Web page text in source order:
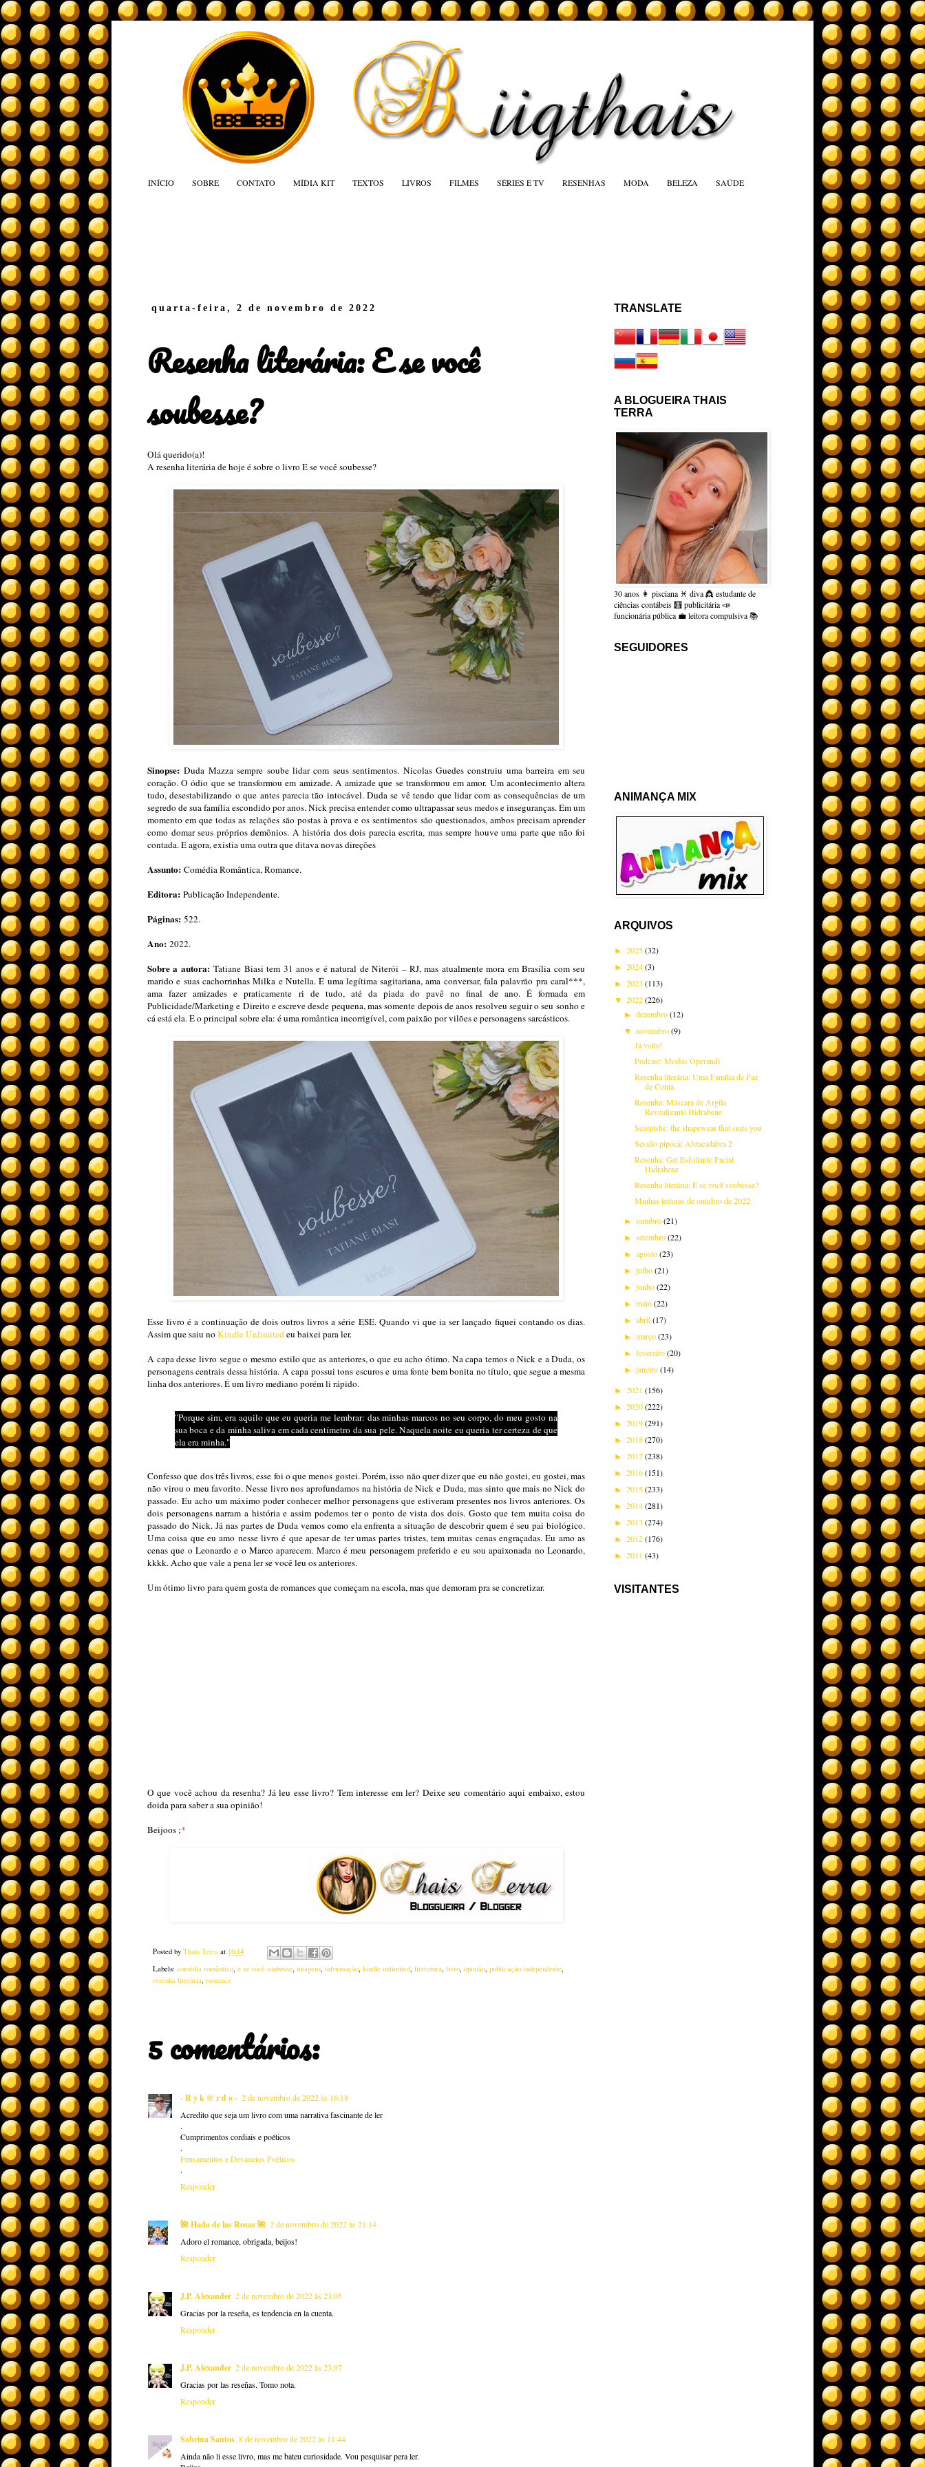
INÍCIO SOBRE CONTATO MÍDIA KIT TEXTOS LIVROS FILMES SÉRIES E TV RESENHAS MODA BELEZA SAÚDE
quarta-feira, 2 de novembro de 2022
Resenha literária: E se você
soubesse?
Olá querido(a)!
A resenha literária de hoje é sobre o livro E se você soubesse?
Sinopse: Duda Mazza sempre soube lidar com seus sentimentos. Nicolas Guedes construiu uma barreira em seu
coração. O ódio que se transformou em amizade. A amizade que se transformou em amor. Um acontecimento altera
tudo, desestabilizando o que antes parecia tão intocável. Duda se vê tendo que lidar com as consequências de um
segredo de sua família escondido por anos. Nick precisa entender como ultrapassar seus medos e inseguranças. Em um
momento em que todas as relações são postas à prova e os sentimentos são questionados, ambos precisam aprender
como domar seus próprios demônios. A história dos dois parecia escrita, mas sempre houve uma parte que não foi
contada. E agora, existia uma outra que ditava novas direções
Assunto: Comédia Romântica, Romance.
Editora: Publicação Independente.
Páginas: 522.
Ano: 2022.
Sobre a autora:Tatiane Biasi tem 31 anos e é natural de Niterói – RJ, mas atualmente mora em Brasília com seu
marido e suas cachorrinhas Milka e Nutella. É uma legítima sagitariana, ama conversar, fala palavrão pra caral***,
ama fazer amizades e praticamente ri de tudo, até da piada do pavê no final de ano. É formada em
Publicidade/Marketing e Direito e escreve desde pequena, mas somente depois de anos resolveu seguir o seu sonho e
cá está ela. E o principal sobre ela: é uma romântica incorrigível, com paixão por vilões e personagens sarcásticos.
Esse livro é a continuação de dois outros livros a série ESE. Quando vi que ia ser lançado fiquei contando os dias.
Assim que saiu noKindle Unlimitedeu baixei para ler.
A capa desse livro segue o mesmo estilo que as anteriores, o que eu acho ótimo. Na capa temos o Nick e a Duda, os
personagens centrais dessa história. A capa possui tons escuros e uma fonte bem bonita no título, que segue a mesma
linha dos anteriores. É um livro mediano porém li rápido.
"Porque sim, era aquilo que eu queria me lembrar: das minhas marcos no seu corpo, do meu gosto na
sua boca e da minha saliva em cada centímetro da sua pele. Naquela noite eu queria ter certeza de que
ela era minha."
Confesso que dos três livros, esse foi o que menos gostei. Porém, isso não quer dizer que eu não gostei, eu gostei, mas
não virou o meu favorito. Nesse livro nos aprofundamos na história de Nick e Duda, mas sinto que mais no Nick do
passado. Eu acho um máximo poder conhecer melhor personagens que estiveram presentes nos livros anteriores. Os
dois personagens narram a história e assim podemos ter o ponto de vista dos dois. Gosto que tem muita coisa do
passado do Nick. Já nas partes de Duda vemos como ela enfrenta a situação de descobrir quem é seu pai biológico.
Uma coisa que eu amo nesse livro é que apesar de ter umas partes tristes, tem muitas cenas engraçadas. Eu amo as
cenas que o Leonardo e o Marco aparecem. Marco é meu personagem preferido e eu sou apaixonada no Leonardo,
kkkk. Acho que vale a pena ler se você leu os anteriores.
Um ótimo livro para quem gosta de romances que começam na escola, mas que demoram pra se concretizar.
O que você achou da resenha? Já leu esse livro? Tem interesse em ler? Deixe seu comentário aqui embaixo, estou
doida para saber a sua opinião!
Beijoos ;*
Posted by Thais Terra at 16:14
Labels: comédia romântica, e se você soubesse, imagens, informação, kindle unlimited, literatura, livro, opinião, publicação independente,
resenha literária, romance
5 comentários:
- R y k @ r d o - 2 de novembro de 2022 às 16:18
Acredito que seja um livro com uma narrativa fascinante de ler
.
Cumprimentos cordiais e poéticos
.
Pensamentos e Devaneios Poéticos
.
Responder
🌺 Hada de las Rosas 🌺 2 de novembro de 2022 às 21:14
Adoro el romance, obrigada, beijos!
Responder
J.P. Alexander 2 de novembro de 2022 às 23:05
Gracias por la reseña, es tendencia en la cuenta.
Responder
J.P. Alexander 2 de novembro de 2022 às 23:07
Gracias por las reseñas. Tomo nota.
Responder
Sabrina Santos 8 de novembro de 2022 às 11:44
Ainda não li esse livro, mas me bateu curiosidade. Vou pesquisar pera ler.
TRANSLATE
A BLOGUEIRA THAIS
TERRA
30 anos 👩 pisciana ♓ diva 👸 estudante de
ciências contábeis 🧮 publicitária 📣
funcionária pública 💼 leitora compulsiva 📚
SEGUIDORES
ANIMANÇA MIX
ARQUIVOS
► 2025(32)
► 2024(3)
► 2023 (113)
▼ 2022(226)
►dezembro(12)
▼novembro(9)
Já volto!
Podcast: Modus Operandi
Resenha literária: Uma Família de Faz
de Conta
Resenha: Máscara de Argila
Revitalizante Hidrabene
Sculptshe: the shapewear that suits you
Sessão pipoca: Abracadabra 2
Resenha: Gel Esfoliante Facial
Hidrabene
Resenha literária: E se você soubesse?
Minhas leituras de outubro de 2022
►outubro(21)
►setembro(22)
►agosto(23)
►julho(21)
►junho(22)
►maio(22)
►abril(17)
►março(23)
►fevereiro(20)
►janeiro(14)
► 2021 (156)
► 2020(222)
► 2019(291)
► 2018(270)
► 2017(238)
► 2016(151)
► 2015(233)
► 2014(281)
► 2013 (274)
► 2012(176)
► 2011 (43)
VISITANTES